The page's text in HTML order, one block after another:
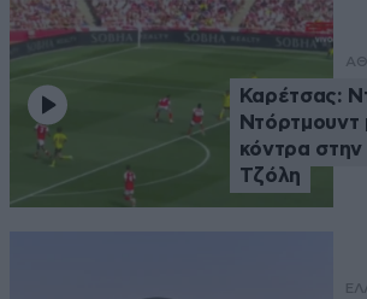
Καρέτσας:
Ντόρτμουντ
κόντρα
Τζόλη